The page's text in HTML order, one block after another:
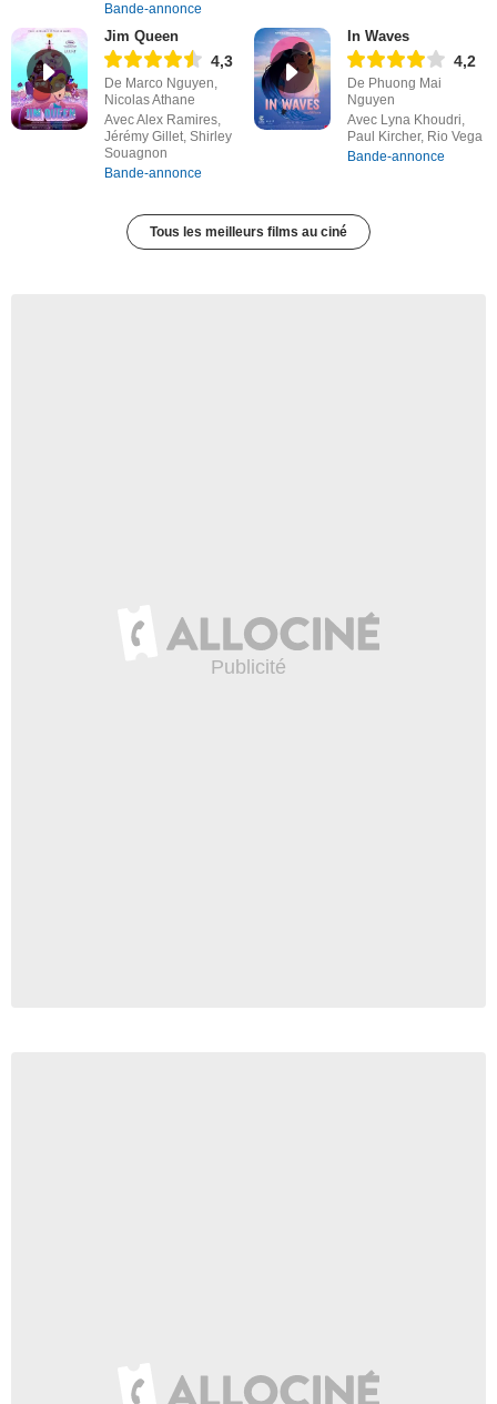
Bande-annonce
Jim Queen
4,3
De Marco Nguyen,
Nicolas Athane
Avec Alex Ramires,
Jérémy Gillet, Shirley
Souagnon
Bande-annonce
In Waves
4,2
De Phuong Mai
Nguyen
Avec Lyna Khoudri,
Paul Kircher, Rio Vega
Bande-annonce
Tous les meilleurs films au ciné